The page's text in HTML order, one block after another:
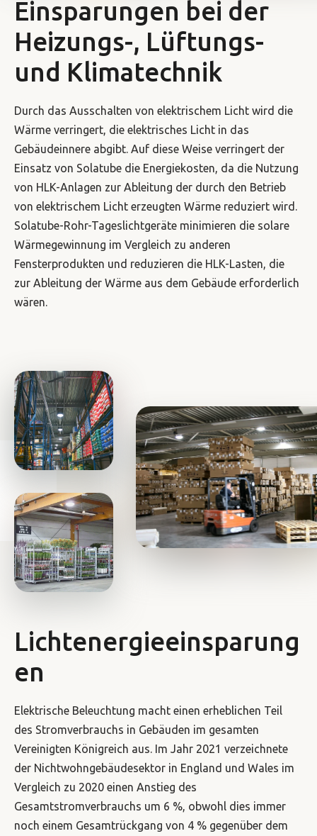
Einsparungen bei der
Heizungs-, Lüftungs-
und Klimatechnik
Durch das Ausschalten von elektrischem Licht wird die
Wärme verringert, die elektrisches Licht in das
Gebäudeinnere abgibt. Auf diese Weise verringert der
Einsatz von Solatube die Energiekosten, da die Nutzung
von HLK-Anlagen zur Ableitung der durch den Betrieb
von elektrischem Licht erzeugten Wärme reduziert wird.
Solatube-Rohr-Tageslichtgeräte minimieren die solare
Wärmegewinnung im Vergleich zu anderen
Fensterprodukten und reduzieren die HLK-Lasten, die
zur Ableitung der Wärme aus dem Gebäude erforderlich
wären.
Lichtenergieeinsparung
en
Elektrische Beleuchtung macht einen erheblichen Teil
des Stromverbrauchs in Gebäuden im gesamten
Vereinigten Königreich aus. Im Jahr 2021 verzeichnete
der Nichtwohngebäudesektor in England und Wales im
Vergleich zu 2020 einen Anstieg des
Gesamtstromverbrauchs um 6 %, obwohl dies immer
noch einem Gesamtrückgang von 4 % gegenüber dem